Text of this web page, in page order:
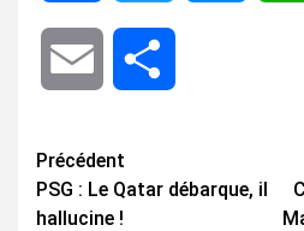
Email
Navigation
d’article
Précédent
PSG : Le Qatar débarque, il
hallucine !